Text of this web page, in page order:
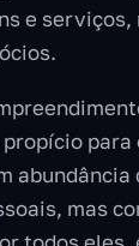
e
para
abundância
mas